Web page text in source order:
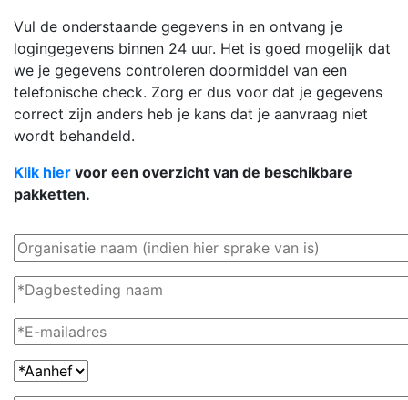
Vul de onderstaande gegevens in en ontvang je
logingegevens binnen 24 uur. Het is goed mogelijk dat
we je gegevens controleren doormiddel van een
telefonische check. Zorg er dus voor dat je gegevens
correct zijn anders heb je kans dat je aanvraag niet
wordt behandeld.
Klik hier voor een overzicht van de beschikbare
pakketten.